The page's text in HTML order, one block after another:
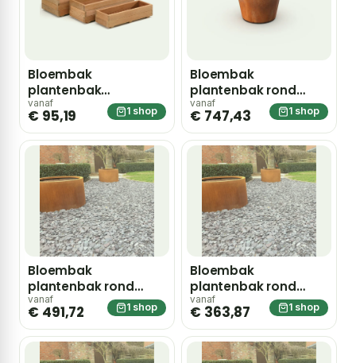
Bloembak
plantenbak
rechthoek hardhout
bangkirai 90cm
vanaf
€ 95,19 1 shop
Bloembak
plantenbak rond
cortenstaal met
bodem 100x100cm
vanaf
€ 747,43 1 shop
Bloembak
plantenbak rond
cortenstaal met
bodem 100x40cm
vanaf
€ 491,72 1 shop
Bloembak
plantenbak rond
cortenstaal met
bodem 35x100cm
vanaf
€ 363,87 1 shop